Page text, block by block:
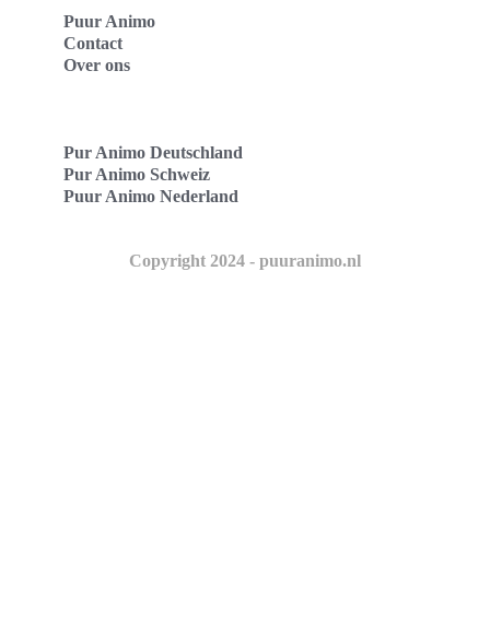
Puur Animo
Contact
Over ons
Pur Animo Deutschland
Pur Animo Schweiz
Puur Animo Nederland
Copyright 2024 - puuranimo.nl